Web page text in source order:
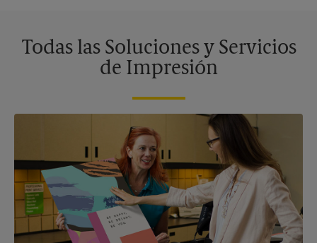
Todas las Soluciones y Servicios
de Impresión